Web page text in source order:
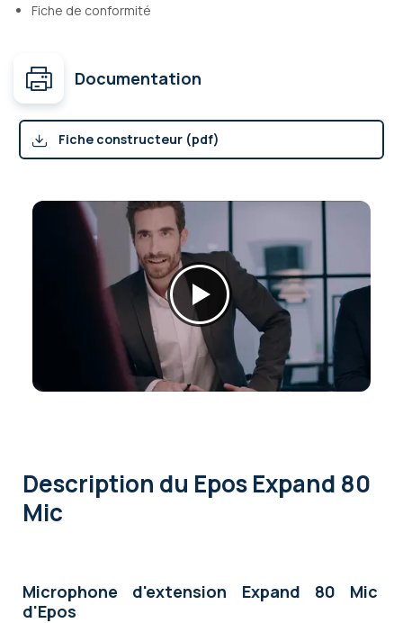
Fiche de conformité
Documentation
Fiche constructeur (pdf)
Description du Epos Expand 80
Mic
Microphone d'extension Expand 80 Mic
d'Epos